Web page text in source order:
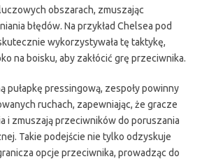
obszarach, zmuszając
błędów. Na przykład Chelsea pod
wykorzystywała tę taktykę,
na boisku, aby zakłócić grę przeciwnika.
pułapkę pressingową, zespoły powinny
ruchach, zapewniając, że gracze
i zmuszają przeciwników do poruszania
Takie podejście nie tylko odzyskuje
opcje przeciwnika, prowadząc do